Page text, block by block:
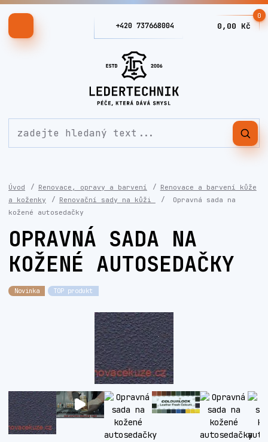
+420 737668004
0
0,00 Kč
Úvod Renovace, opravy a barvení
Renovace a barvení kůže
a koženky
Renovační sady na kůži
Opravná sada na
kožené autosedačky
OPRAVNÁ SADA NA
KOŽENÉ AUTOSEDAČKY
Novinka TOP produkt